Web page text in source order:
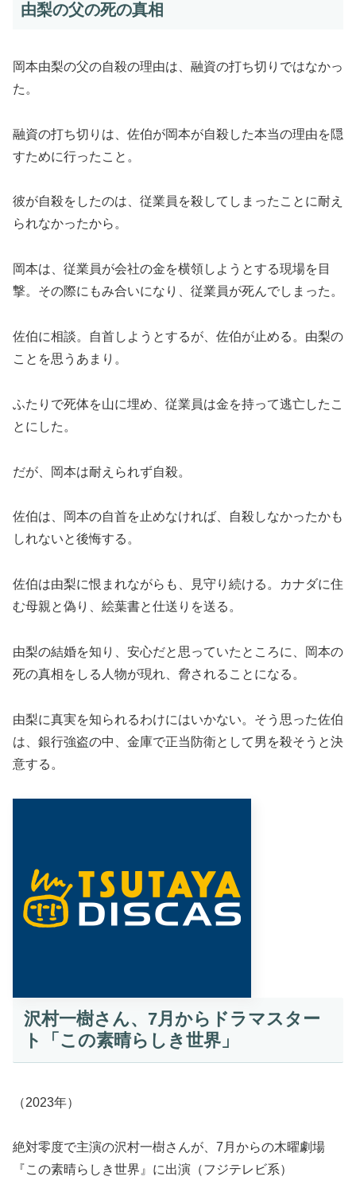
由梨の父の死の真相
岡本由梨の父の自殺の理由は、融資の打ち切りではなかっ
た。
融資の打ち切りは、佐伯が岡本が自殺した本当の理由を隠
すために行ったこと。
彼が自殺をしたのは、従業員を殺してしまったことに耐え
られなかったから。
岡本は、従業員が会社の金を横領しようとする現場を目
撃。その際にもみ合いになり、従業員が死んでしまった。
佐伯に相談。自首しようとするが、佐伯が止める。由梨の
ことを思うあまり。
ふたりで死体を山に埋め、従業員は金を持って逃亡したこ
とにした。
だが、岡本は耐えられず自殺。
佐伯は、岡本の自首を止めなければ、自殺しなかったかも
しれないと後悔する。
佐伯は由梨に恨まれながらも、見守り続ける。カナダに住
む母親と偽り、絵葉書と仕送りを送る。
由梨の結婚を知り、安心だと思っていたところに、岡本の
死の真相をしる人物が現れ、脅されることになる。
由梨に真実を知られるわけにはいかない。そう思った佐伯
は、銀行強盗の中、金庫で正当防衛として男を殺そうと決
意する。
沢村一樹さん、7月からドラマスター
ト「この素晴らしき世界」
（2023年）
絶対零度で主演の沢村一樹さんが、7月からの木曜劇場
『この素晴らしき世界』に出演（フジテレビ系）